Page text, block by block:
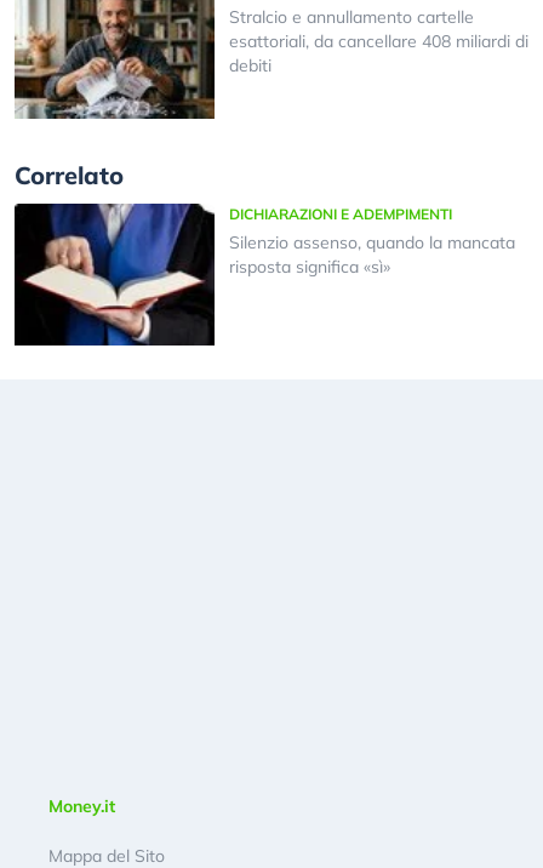
Stralcio e annullamento cartelle
esattoriali, da cancellare 408 miliardi di
debiti
Correlato
DICHIARAZIONI E ADEMPIMENTI
Silenzio assenso, quando la mancata
risposta significa «sì»
Money.it
Mappa del Sito